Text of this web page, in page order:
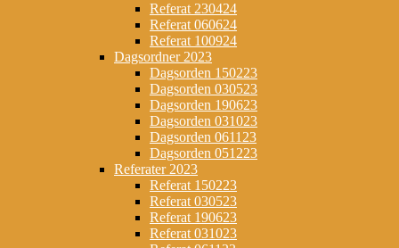
Referat 230424
Referat 060624
Referat 100924
Dagsordner 2023
Dagsorden 150223
Dagsorden 030523
Dagsorden 190623
Dagsorden 031023
Dagsorden 061123
Dagsorden 051223
Referater 2023
Referat 150223
Referat 030523
Referat 190623
Referat 031023